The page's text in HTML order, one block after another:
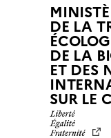
DE LA
DE LA
ET DES
SUR LE